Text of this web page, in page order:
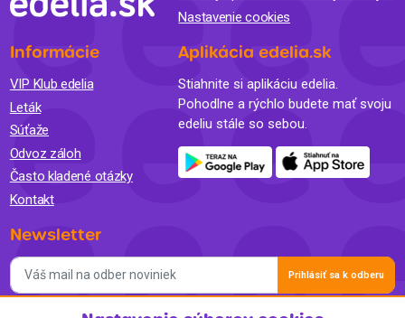
Nastavenie cookies
Informácie
VIP Klub edelia
Leták
Súťaže
Odvoz záloh
Často kladené otázky
Kontakt
Aplikácia edelia.sk
Stiahnite si aplikáciu edelia.
Pohodlne a rýchlo budete mať svoju
edeliu stále so sebou.
Newsletter
Prihlásiť sa k odberu